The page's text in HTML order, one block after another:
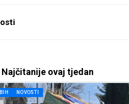
Najčitanije ovaj tjedan
BIH NOVOSTI